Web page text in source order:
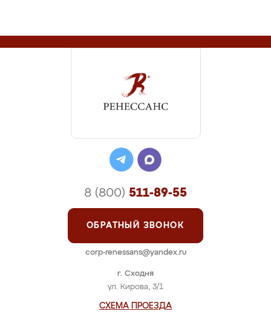
г. Сходня
ул. Кирова, 3/1
СХЕМА ПРОЕЗДА
8 (800) 511-89-55
ОБРАТНЫЙ ЗВОНОК
corp-renessans@yandex.ru